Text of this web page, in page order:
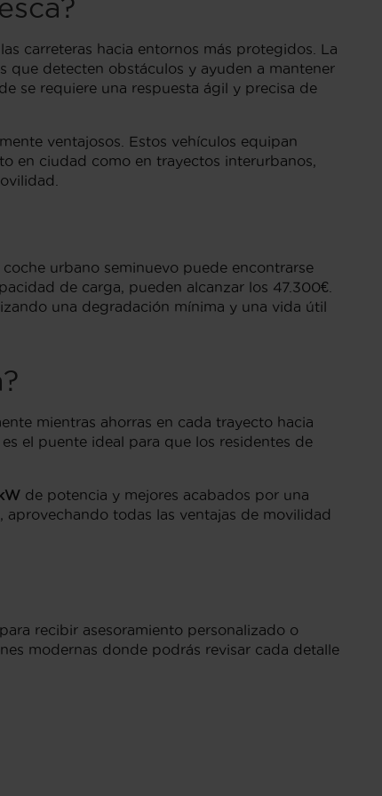
carreteras hacia entornos más protegidos. La
que detecten obstáculos y ayuden a mantener
se requiere una respuesta ágil y precisa de
ventajosos. Estos vehículos equipan
en ciudad como en trayectos interurbanos,
urbano seminuevo puede encontrarse
de carga, pueden alcanzar los 47.300€.
una degradación mínima y una vida útil
mientras ahorras en cada trayecto hacia
el puente ideal para que los residentes de
de potencia y mejores acabados por una
todas las ventajas de movilidad
recibir asesoramiento personalizado o
modernas donde podrás revisar cada detalle